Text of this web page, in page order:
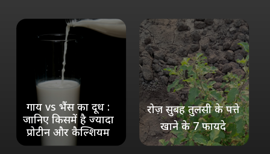
गाय vs भैंस का दूध :
जानिए किसमें है ज्यादा
प्रोटीन और कैल्शियम
रोज़ सुबह तुलसी के पत्ते
खाने के 7 फायदे